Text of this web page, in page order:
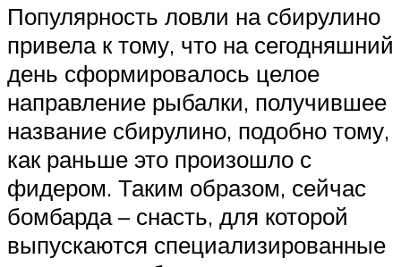
Популярность ловли на сбирулино
привела к тому, что на сегодняшний
день сформировалось целое
направление рыбалки, получившее
название сбирулино, подобно тому,
как раньше это произошло с
фидером. Таким образом, сейчас
бомбарда – снасть, для которой
выпускаются специализированные